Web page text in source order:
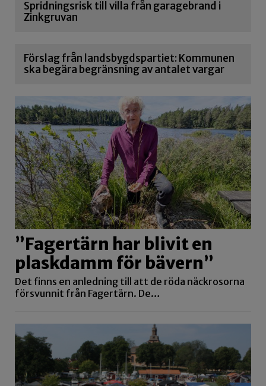
Spridningsrisk till villa från garagebrand i
Zinkgruvan
Förslag från landsbygdspartiet: Kommunen
ska begära begränsning av antalet vargar
”Fagertärn har blivit en
plaskdamm för bävern”
Det finns en anledning till att de röda näckrosorna
försvunnit från Fagertärn. De…